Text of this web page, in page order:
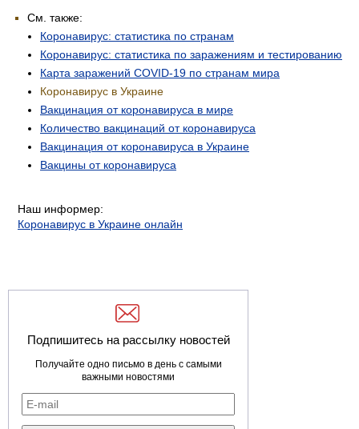
См. также:
Коронавирус: статистика по странам
Коронавирус: статистика по заражениям и тестированию
Карта заражений COVID-19 по странам мира
Коронавирус в Украине
Вакцинация от коронавируса в мире
Количество вакцинаций от коронавируса
Вакцинация от коронавируса в Украине
Вакцины от коронавируса
Наш информер:
Коронавирус в Украине онлайн
Подпишитесь на рассылку новостей
Получайте одно письмо в день с самыми
важными новостями